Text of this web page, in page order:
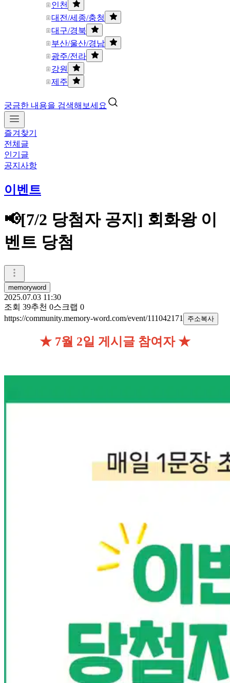
인천
대전/세종/충청
대구/경북
부산/울산/경남
광주/전라
강원
제주
궁금한 내용을 검색해보세요
즐겨찾기
전체글
인기글
공지사항
이벤트
📢[7/2 당첨자 공지] 회화왕 이
벤트 당첨
memoryword
2025.07.03 11:30
조회 39추천 0스크랩 0
https://community.memory-word.com/event/111042171
주소복사
★ 7월 2일 게시글 참여자 ★